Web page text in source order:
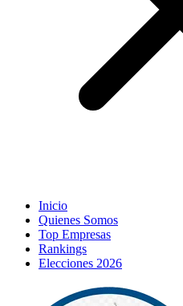
Inicio
Quienes Somos
Top Empresas
Rankings
Elecciones 2026